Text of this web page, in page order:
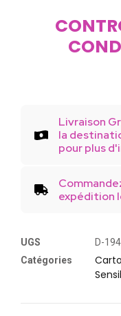
Livraison
la
pour plus
expédition
UGS
D-
Catégories